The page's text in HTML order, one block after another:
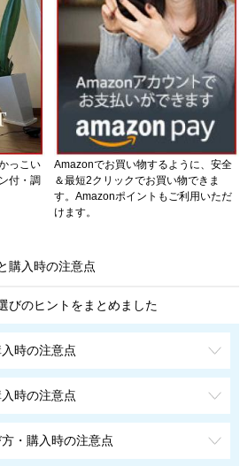
っこい
付・調
Amazonでお買い物するように、安全
＆最短2クリックでお買い物できま
す。Amazonポイントもご利用いただ
けます。
購入時の注意点
びのヒントをまとめました
時の注意点
時の注意点
・購入時の注意点